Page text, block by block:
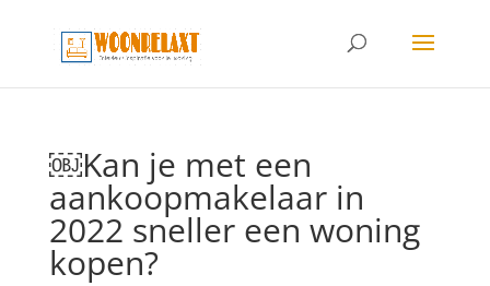
￼Kan je met een
aankoopmakelaar in
2022 sneller een woning
kopen?